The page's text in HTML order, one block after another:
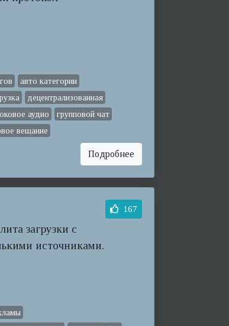
авто категории
децентрализованная
аудио
групповой чат
вещание
Подробнее
загрузки с
источниками.
167